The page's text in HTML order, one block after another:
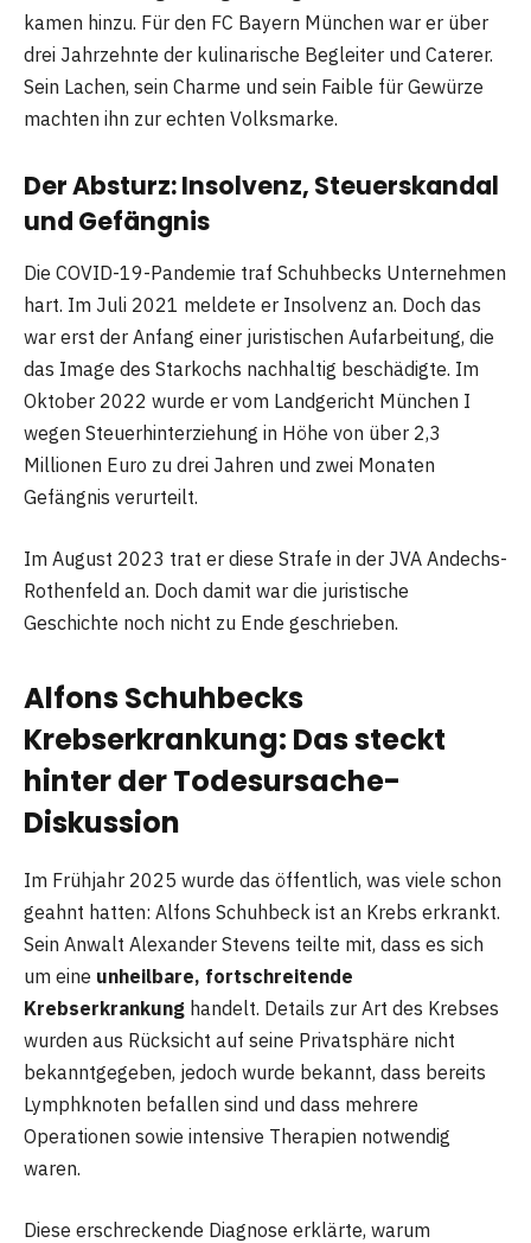
kamen hinzu. Für den FC Bayern München war er über
drei Jahrzehnte der kulinarische Begleiter und Caterer.
Sein Lachen, sein Charme und sein Faible für Gewürze
machten ihn zur echten Volksmarke.
Der Absturz: Insolvenz, Steuerskandal
und Gefängnis
Die COVID-19-Pandemie traf Schuhbecks Unternehmen
hart. Im Juli 2021 meldete er Insolvenz an. Doch das
war erst der Anfang einer juristischen Aufarbeitung, die
das Image des Starkochs nachhaltig beschädigte. Im
Oktober 2022 wurde er vom Landgericht München I
wegen Steuerhinterziehung in Höhe von über 2,3
Millionen Euro zu drei Jahren und zwei Monaten
Gefängnis verurteilt.
Im August 2023 trat er diese Strafe in der JVA Andechs-
Rothenfeld an. Doch damit war die juristische
Geschichte noch nicht zu Ende geschrieben.
Alfons Schuhbecks
Krebserkrankung: Das steckt
hinter der Todesursache-
Diskussion
Im Frühjahr 2025 wurde das öffentlich, was viele schon
geahnt hatten: Alfons Schuhbeck ist an Krebs erkrankt.
Sein Anwalt Alexander Stevens teilte mit, dass es sich
um eine unheilbare, fortschreitende
Krebserkrankung handelt. Details zur Art des Krebses
wurden aus Rücksicht auf seine Privatsphäre nicht
bekanntgegeben, jedoch wurde bekannt, dass bereits
Lymphknoten befallen sind und dass mehrere
Operationen sowie intensive Therapien notwendig
waren.
Diese erschreckende Diagnose erklärte, warum